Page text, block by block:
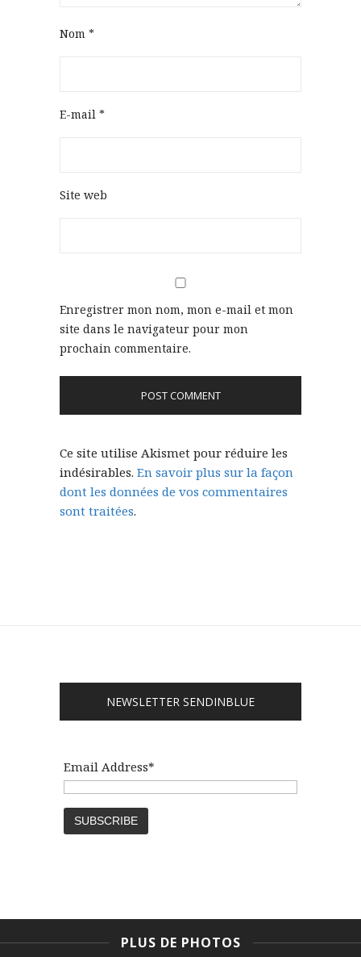
Nom *
E-mail *
Site web
Enregistrer mon nom, mon e-mail et mon
site dans le navigateur pour mon
prochain commentaire.
Ce site utilise Akismet pour réduire les
indésirables. En savoir plus sur la façon
dont les données de vos commentaires
sont traitées.
NEWSLETTER SENDINBLUE
Email Address*
PLUS DE PHOTOS